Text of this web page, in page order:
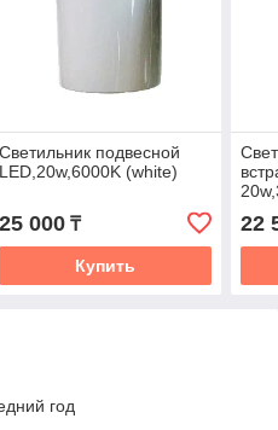
Светильник подвесной
LED,20w,6000K (white)
25 000₸
Купить
22
год